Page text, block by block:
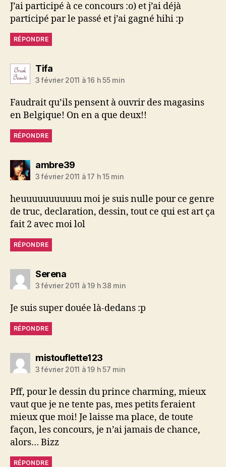
J’ai participé à ce concours :o) et j’ai déjà
participé par le passé et j’ai gagné hihi :p
RÉPONDRE
Tifadit :
3 février 2011 à 16 h 55 min
Faudrait qu’ils pensent à ouvrir des magasins
en Belgique! On en a que deux!!
RÉPONDRE
ambre39dit :
3 février 2011 à 17 h 15 min
heuuuuuuuuuuu moi je suis nulle pour ce genre
de truc, declaration, dessin, tout ce qui est art ça
fait 2 avec moi lol
RÉPONDRE
Serenadit :
3 février 2011 à 19 h 38 min
Je suis super douée là-dedans :p
RÉPONDRE
mistouflette123dit :
3 février 2011 à 19 h 57 min
Pff, pour le dessin du prince charming, mieux
vaut que je ne tente pas, mes petits feraient
mieux que moi! Je laisse ma place, de toute
façon, les concours, je n’ai jamais de chance,
alors… Bizz
RÉPONDRE